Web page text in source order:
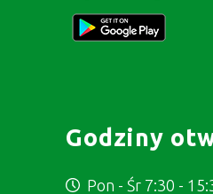
Godziny
Pon - Śr 7:30 -